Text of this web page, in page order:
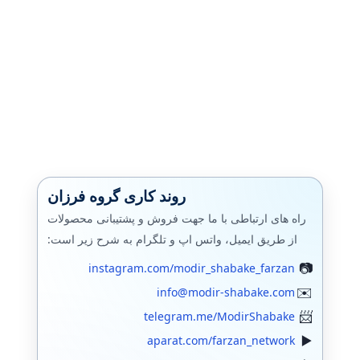
روند کاری گروه فرزان
راه های ارتباطی با ما جهت فروش و پشتیبانی محصولات
از طریق ایمیل، واتس اپ و تلگرام به شرح زیر است:
instagram.com/modir_shabake_farzan
info@modir-shabake.com
telegram.me/ModirShabake
aparat.com/farzan_network